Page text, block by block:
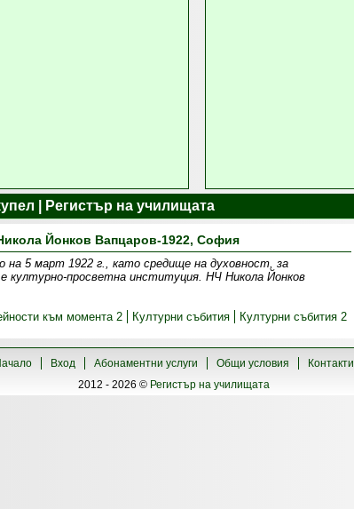
| Регистър на училищата
Йонков Вапцаров-1922, София
на 5 март 1922 г., като средище на духовност, за
културно-просветна институция. НЧ Никола Йонков
към момента 2 Културни събития Културни събития 2
Вход Абонаментни услуги Общи условия
Контакти
2012 - 2026 © Регистър на училищата